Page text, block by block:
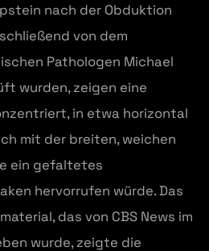
nach der Obduktion
von dem
Pathologen Michael
wurden, zeigen eine
in etwa horizontal
mit der breiten, weichen
ein gefaltetes
hervorrufen würde. Das
das von CBS News im
wurde, zeigte die